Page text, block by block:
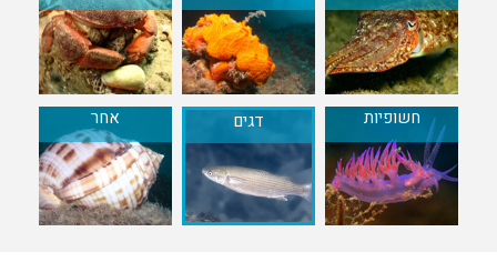
חשופיות דגים אחר